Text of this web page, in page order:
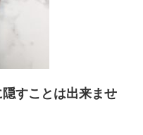
すことは出来ませ